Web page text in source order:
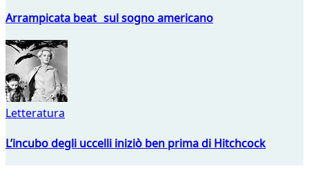
Arrampicata beat sul sogno americano
Letteratura
L’incubo degli uccelli iniziò ben prima di Hitchcock